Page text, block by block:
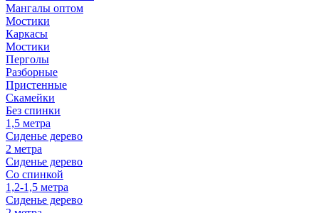
Мангалы оптом
Мостики
Каркасы
Мостики
Перголы
Разборные
Пристенные
Скамейки
Без спинки
1,5 метра
Сиденье дерево
2 метра
Сиденье дерево
Со спинкой
1,2-1,5 метра
Сиденье дерево